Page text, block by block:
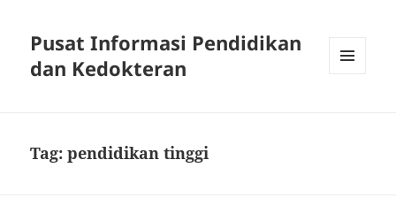
Pusat Informasi Pendidikan
dan Kedokteran
Tag:pendidikan tinggi